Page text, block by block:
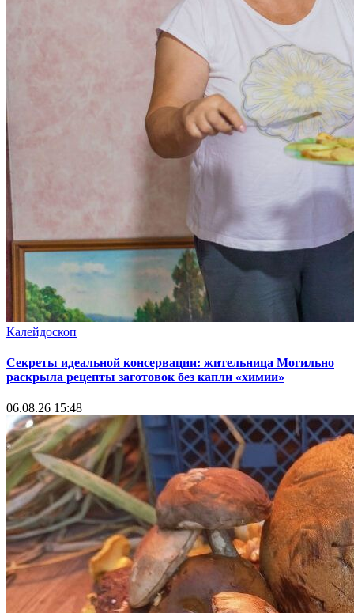
Калейдоскоп
Секреты идеальной консервации: жительница Могильно
раскрыла рецепты заготовок без капли «химии»
06.08.26 15:48